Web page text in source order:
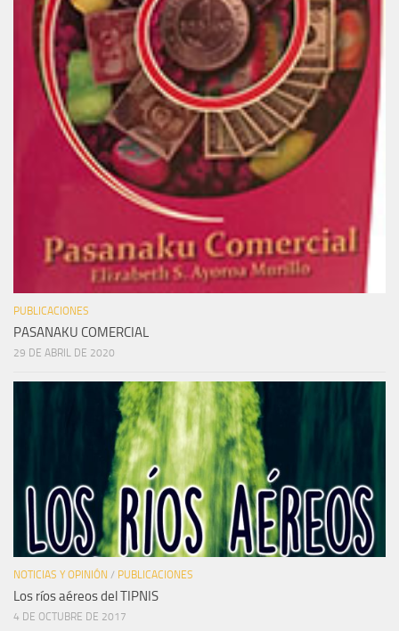
PUBLICACIONES
PASANAKU COMERCIAL
29 DE ABRIL DE 2020
NOTICIAS Y OPINIÓN / PUBLICACIONES
Los ríos aéreos del TIPNIS
4 DE OCTUBRE DE 2017